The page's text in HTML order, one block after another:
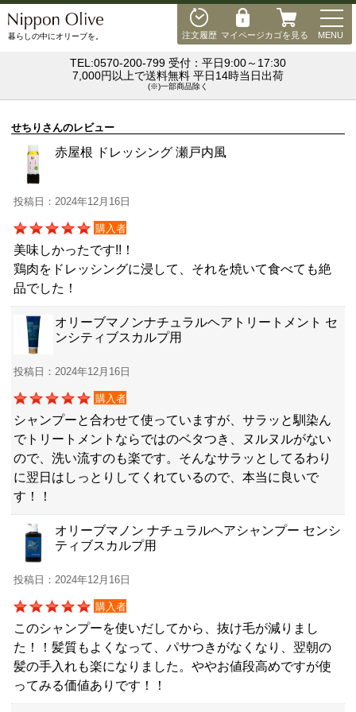
注文履歴 マイページカゴを見る MENU
暮らしの中にオリーブを。
TEL:0570-200-799 受付：平日9:00～17:30
7,000円以上で送料無料 平日14時当日出荷
(※)一部商品除く
せちりさんのレビュー
赤屋根 ドレッシング 瀬戸内風
投稿日：2024年12月16日
購入者
美味しかったです!!！
鶏肉をドレッシングに浸して、それを焼いて食べても絶
品でした！
オリーブマノンナチュラルヘアトリートメント セ
ンシティブスカルプ用
投稿日：2024年12月16日
購入者
シャンプーと合わせて使っていますが、サラッと馴染ん
でトリートメントならではのベタつき、ヌルヌルがない
ので、洗い流すのも楽です。そんなサラッとしてるわり
に翌日はしっとりしてくれているので、本当に良いで
す！！
オリーブマノン ナチュラルヘアシャンプー センシ
ティブスカルプ用
投稿日：2024年12月16日
購入者
このシャンプーを使いだしてから、抜け毛が減りまし
た！！髪質もよくなって、パサつきがなくなり、翌朝の
髪の手入れも楽になりました。ややお値段高めですが使
ってみる価値ありです！！